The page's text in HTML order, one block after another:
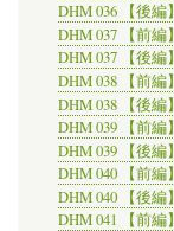
DHM 036 【後編】
DHM 037 【前編】
DHM 037 【後編】
DHM 038 【前編】
DHM 038 【後編】
DHM 039 【前編】
DHM 039 【後編】
DHM 040 【前編】
DHM 040 【後編】
DHM 041 【前編】